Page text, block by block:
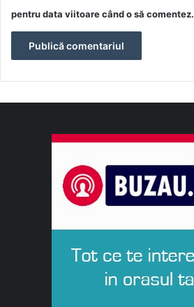
pentru data viitoare când o să comentez.